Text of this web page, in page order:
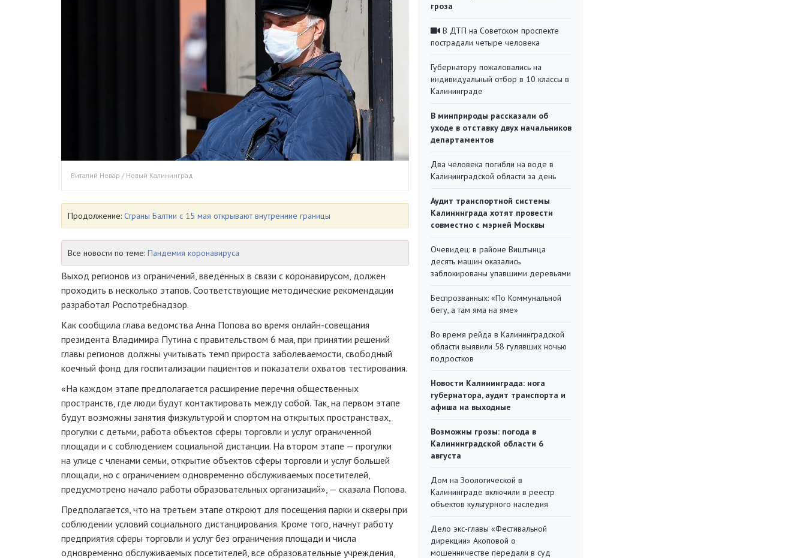
Виталий Невар / Новый Калининград
Продолжение: Страны Балтии с 15 мая открывают внутренние границы
Все новости по теме: Пандемия коронавируса
Выход регионов из ограничений, введённых в связи с коронавирусом, должен
проходить в несколько этапов. Соответствующие методические рекомендации
разработал Роспотребнадзор.
Как сообщила глава ведомства Анна Попова во время онлайн-совещания
президента Владимира Путина с правительством 6 мая, при принятии решений
главы регионов должны учитывать темп прироста заболеваемости, свободный
коечный фонд для госпитализации пациентов и показатели охватов тестирования.
«На каждом этапе предполагается расширение перечня общественных
пространств, где люди будут контактировать между собой. Так, на первом этапе
будут возможны занятия физкультурой и спортом на открытых пространствах,
прогулки с детьми, работа объектов сферы торговли и услуг ограниченной
площади и с соблюдением социальной дистанции. На втором этапе — прогулки
на улице с членами семьи, открытие объектов сферы торговли и услуг большей
площади, но с ограничением одновременно обслуживаемых посетителей,
предусмотрено начало работы образовательных организаций», — сказала Попова.
Предполагается, что на третьем этапе откроют для посещения парки и скверы при
соблюдении условий социального дистанцирования. Кроме того, начнут работу
предприятия сферы торговли и услуг без ограничения площади и числа
одновременно обслуживаемых посетителей, все образовательные учреждения,
гроза
В ДТП на Советском проспекте
пострадали четыре человека
Губернатору пожаловались на
индивидуальный отбор в 10 классы в
Калининграде
В минприроды рассказали об
уходе в отставку двух начальников
департаментов
Два человека погибли на воде в
Калининградской области за день
Аудит транспортной системы
Калининграда хотят провести
совместно с мэрией Москвы
Очевидец: в районе Виштынца
десять машин оказались
заблокированы упавшими деревьями
Беспрозванных: «По Коммунальной
бегу, а там яма на яме»
Во время рейда в Калининградской
области выявили 58 гулявших ночью
подростков
Новости Калининграда: нога
губернатора, аудит транспорта и
афиша на выходные
Возможны грозы: погода в
Калининградской области 6
августа
Дом на Зоологической в
Калининграде включили в реестр
объектов культурного наследия
Дело экс-главы «Фестивальной
дирекции» Акоповой о
мошенничестве передали в суд